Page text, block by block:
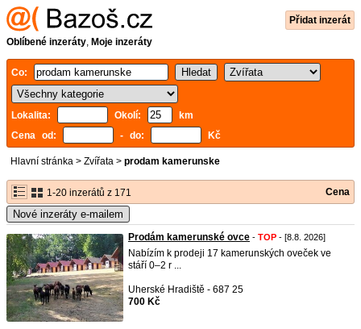
Přidat inzerát
Oblíbené inzeráty, Moje inzeráty
Co:
Lokalita: Okolí:
km
Cena od:
- do: Kč
Hlavní stránka > Zvířata > prodam kamerunske
1-20 inzerátů z 171 Cena
Nové inzeráty e-mailem
Prodám kamerunské ovce - TOP - [8.8. 2026]
Nabízím k prodeji 17 kamerunských oveček ve
stáří 0–2 r ...
Uherské Hradiště - 687 25
700 Kč